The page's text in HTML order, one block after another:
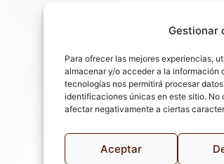
Gestionar
Para ofrecer las mejores experiencias,
almacenar y/o acceder a la información
tecnologías nos permitirá procesar
identificaciones únicas en este sitio.
afectar negativamente a ciertas
Aceptar